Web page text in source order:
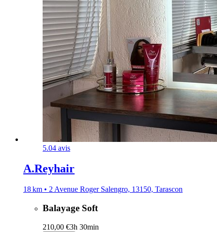
5.04 avis
A.Reyhair
18 km • 2 Avenue Roger Salengro, 13150, Tarascon
Balayage Soft
210,00 €3h 30min